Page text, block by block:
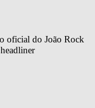
oficial do João Rock